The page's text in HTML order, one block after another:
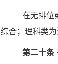
在无排位
综合；理科类
第二十条